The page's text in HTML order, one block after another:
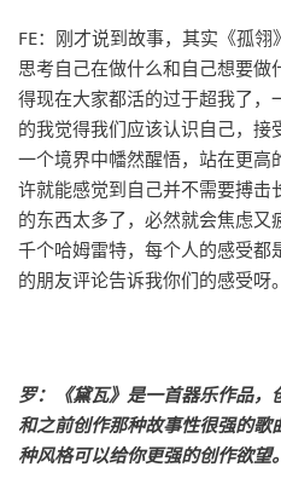
FE：刚才说到故事，其实《孤
思考自己在做什么和自己想要做
得现在大家都活的过于超我了，
的我觉得我们应该认识自己，
一个境界中幡然醒悟，站在更高
许就能感觉到自己并不需要搏击
的东西太多了，必然就会焦虑
千个哈姆雷特，每个人的感受都
的朋友评论告诉我你们的感受呀。
罗：《黛瓦》是一首器乐作品
和之前创作那种故事性很强的
种风格可以给你更强的创作欲望。